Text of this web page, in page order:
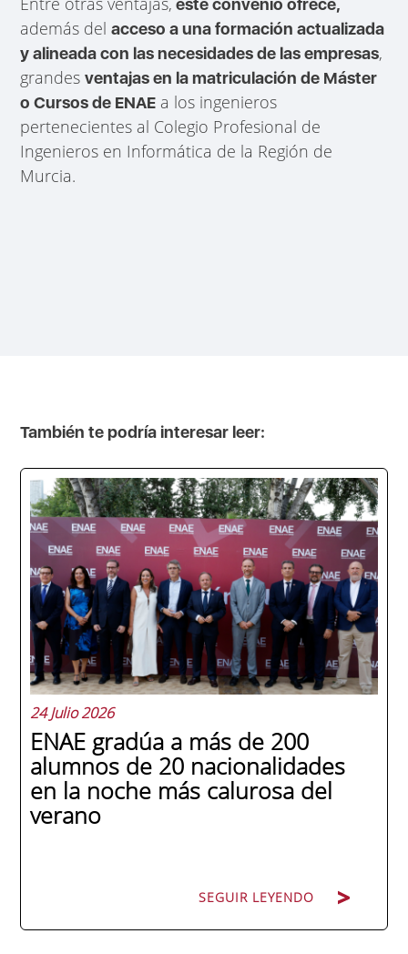
este convenio ofrece,
además delacceso a una formación actualizada
y alineada con las necesidades de las empresas,
grandesventajas en la matriculación de Máster
o Cursos de ENAE a los ingenieros
pertenecientes al Colegio Profesional de
Ingenieros en Informática de la Región de
Murcia.
También te podría interesar leer:
24 Julio 2026
ENAE gradúa a más de 200
alumnos de 20 nacionalidades
en la noche más calurosa del
verano
SEGUIR LEYENDO